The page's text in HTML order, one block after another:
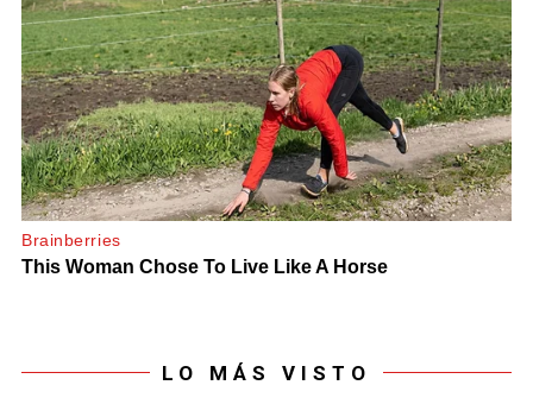
LO MÁS VISTO